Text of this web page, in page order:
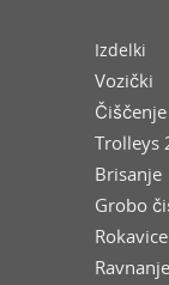
Izdelki
Vozički
Trolleys
Brisanje
Grobo
Rokavice